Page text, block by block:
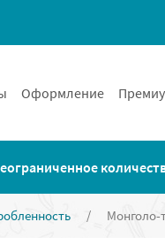
Оформление
/ Монголо-